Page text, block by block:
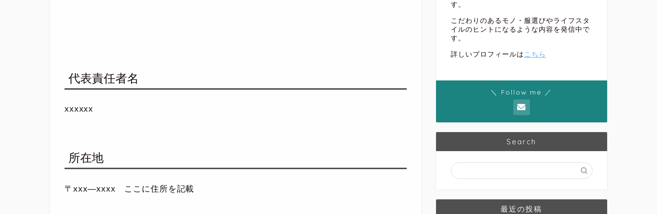
代表責任者名
xxxxxx
所在地
〒xxx―xxxx ここに住所を記載
す。
こだわりのあるモノ・服選びやライフスタ
イルのヒントになるような内容を発信中で
す。
詳しいプロフィールは こちら
＼ Follow me ／
Search
最近の投稿